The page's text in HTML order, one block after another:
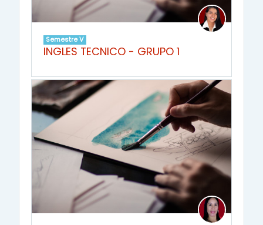
Semestre V
INGLES TECNICO - GRUPO 1